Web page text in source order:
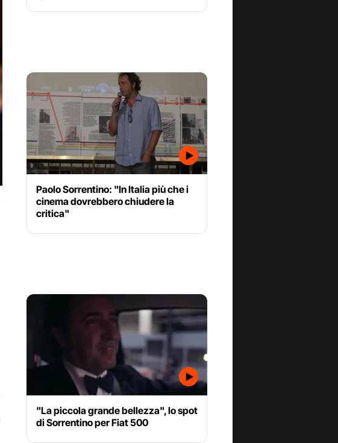
Paolo Sorrentino: "In Italia più che i
cinema dovrebbero chiudere la
critica"
"La piccola grande bellezza", lo spot
di Sorrentino per Fiat 500